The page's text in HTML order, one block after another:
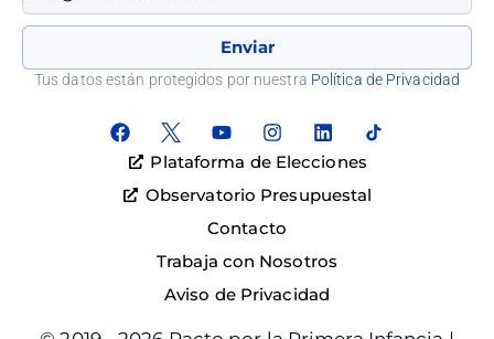
Enviar
Tus datos están protegidos por nuestra Política de Privacidad
Plataforma de Elecciones
Observatorio Presupuestal
Contacto
Trabaja con Nosotros
Aviso de Privacidad